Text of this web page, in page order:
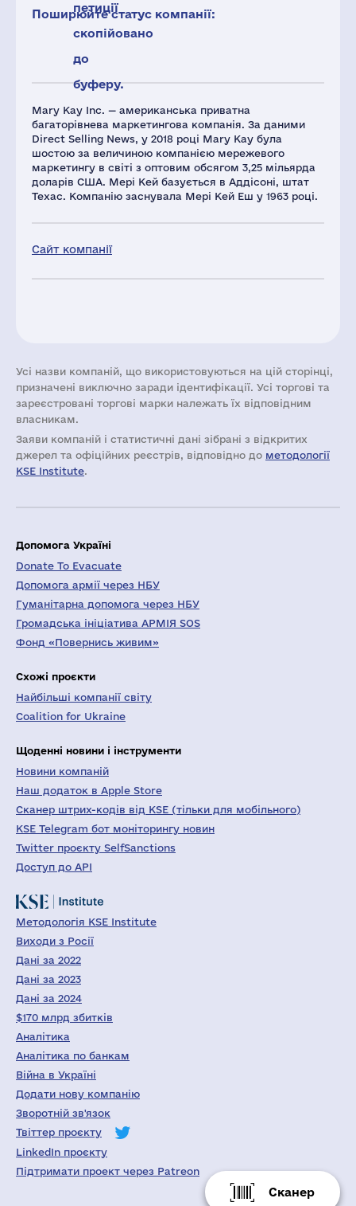
Mary Kay Inc. — американська приватна
багаторівнева маркетингова компанія. За даними
Direct Selling News, у 2018 році Mary Kay була
шостою за величиною компанією мережевого
маркетингу в світі з оптовим обсягом 3,25 мільярда
доларів США. Мері Кей базується в Аддісоні, штат
Техас. Компанію заснувала Мері Кей Еш у 1963 році.
Сайт компанії
петиції
скопійовано
до
буферу.
Поширюйте статус компанії:
Усі назви компаній, що використовуються на цій сторінці,
призначені виключно заради ідентифікації. Усі торгові та
зареєстровані торгові марки належать їх відповідним
власникам.
Заяви компаній i статистичні дані зібрані з відкритих
джерел та офіційних реєстрів, відповідно до методології
KSE Institute.
Сканер
Допомога Україні
Donate To Evacuate
Допомога армії через НБУ
Гуманітарна допомога через НБУ
Громадська ініціатива АРМІЯ SOS
Фонд «Повернись живим»
Схожі проєкти
Найбільші компанії світу
Coalition for Ukraine
Щоденні новини і інструменти
Новини компаній
Наш додаток в Apple Store
Сканер штрих-кодів від KSE (тільки для мобільного)
KSE Telegram бот моніторингу новин
Twitter проєкту SelfSanctions
Доступ до API
Методологія KSE Institute
Виходи з Росії
Дані за 2022
Дані за 2023
Дані за 2024
$170 млрд збитків
Аналітика
Аналітика по банкам
Війна в Україні
Додати нову компанію
Зворотній зв'язок
Твіттер проєкту
LinkedIn проєкту
Підтримати проект через Patreon